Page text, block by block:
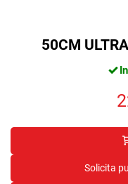
50CM
Solicita